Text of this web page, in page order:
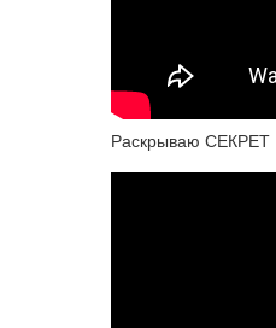
Раскрываю СЕКРЕТ